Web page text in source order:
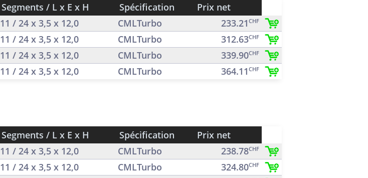
Segments / L x E x H Spécification
Prix net
11 / 24 x 3,5 x 12,0 CMLTurbo 233.21 CHF
11 / 24 x 3,5 x 12,0 CMLTurbo 312.63CHF
11 / 24 x 3,5 x 12,0 CMLTurbo 339.90CHF
11 / 24 x 3,5 x 12,0 CMLTurbo 364.11 CHF
Segments / L x E x H Spécification
Prix net
11 / 24 x 3,5 x 12,0 CMLTurbo 238.78CHF
11 / 24 x 3,5 x 12,0 CMLTurbo 324.80CHF